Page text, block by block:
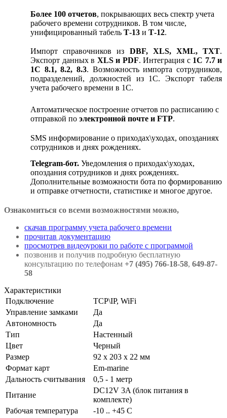
Более 100 отчетов, покрывающих весь спектр учета
рабочего времени сотрудников. В том числе,
унифицированный табель Т-13 и Т-12.
Импорт справочников из DBF, XLS, XML, TXT.
Экспорт данных в XLS и PDF. Интеграция с 1С 7.7 и
1С 8.1, 8.2, 8.3. Возможность импорта сотрудников,
подразделений, должностей из 1C. Экспорт табеля
учета рабочего времени в 1С.
Автоматическое построение отчетов по расписанию с
отправкой по электронной почте и FTP.
SMS информирование о приходах\уходах, опозданиях
сотрудников и днях рождениях.
Telegram-бот. Уведомления о приходах\уходах,
опоздания сотрудников и днях рождениях.
Дополнительные возможности бота по формированию
и отправке отчетности, статистике и многое другое.
Ознакомиться со всеми возможностями можно,
скачав программу учета рабочего времени
прочитав документацию
просмотрев видеоуроки по работе с программой
позвонив и получив подробную бесплатную
консультацию по телефонам +7 (495) 766-18-58, 649-87-
58
Характеристики
Подключение
TCP\IP, WiFi
Управление замками
Да
Автономность
Да
Тип
Настенный
Цвет
Черный
Размер
92 x 203 x 22 мм
Формат карт
Em-marine
Дальность считывания
0,5 - 1 метр
Питание
DC12V 3A (блок питания в
комплекте)
Рабочая температура
-10 .. +45 C